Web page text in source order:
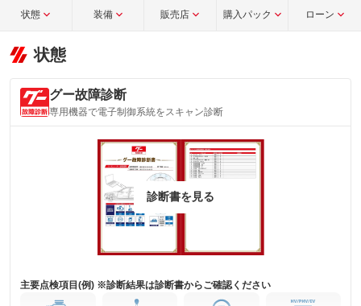
状態 装備 販売店 購入パック ローン
状態
グー故障診断
専用機器で電子制御系統をスキャン診断
診断書を見る
主要点検項目(例) ※診断結果は診断書からご確認ください